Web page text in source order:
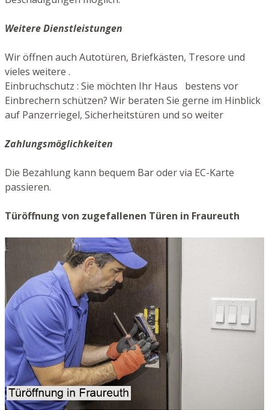
Weitere Dienstleistungen
Wir öffnen auch Autotüren, Briefkästen, Tresore und
vieles weitere .
Einbruchschutz : Sie möchten Ihr Haus bestens vor
Einbrechern schützen? Wir beraten Sie gerne im Hinblick
auf Panzerriegel, Sicherheitstüren und so weiter
Zahlungsmöglichkeiten
Die Bezahlung kann bequem Bar oder via EC-Karte
passieren.
Türöffnung von zugefallenen Türen in Fraureuth